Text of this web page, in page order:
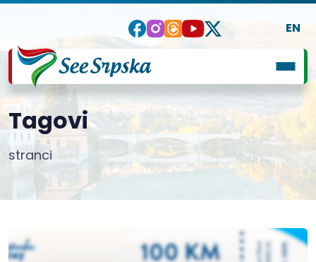
EN
Tagovi
stranci